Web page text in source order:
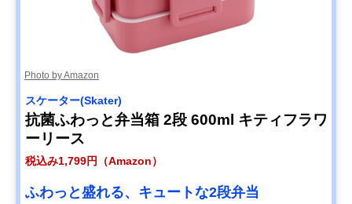
Photo by Amazon
スケーター(Skater)
抗菌ふわっと弁当箱 2段 600ml キティフラワ
ーリース
税込み1,799円（Amazon）
ふわっと盛れる、キュートな2段弁当